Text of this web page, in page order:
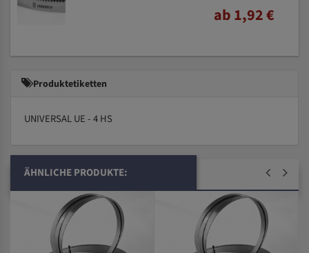
ab 1,92 €
Produktetiketten
UNIVERSAL UE - 4 HS
ÄHNLICHE PRODUKTE: